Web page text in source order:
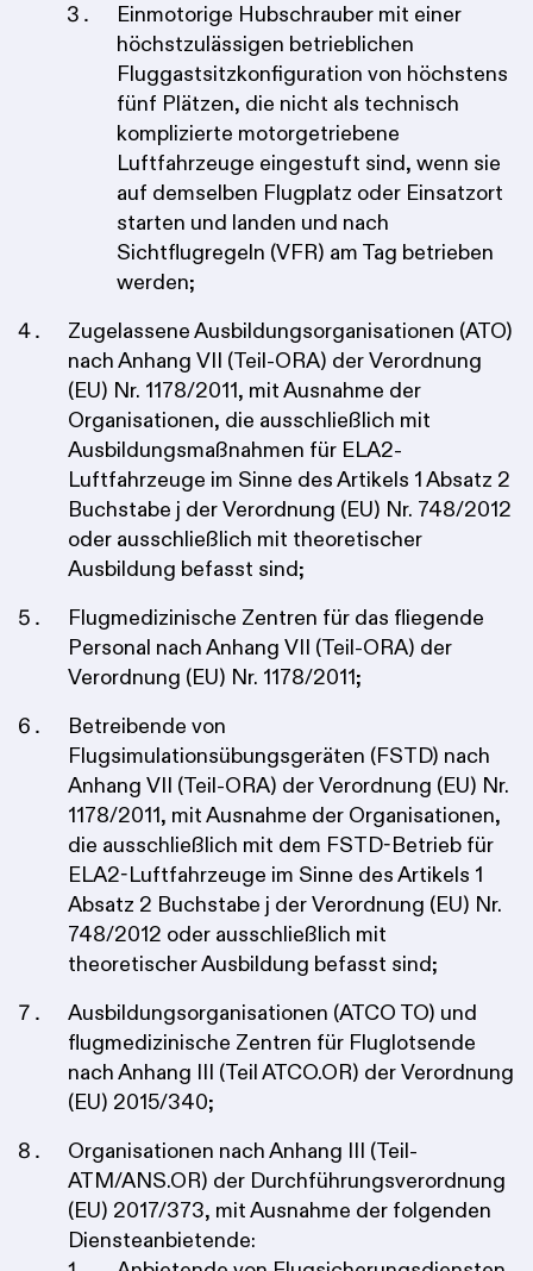
Einmotorige Hubschrauber mit einer
höchstzulässigen betrieblichen
Fluggastsitzkonfiguration von höchstens
fünf Plätzen, die nicht als technisch
komplizierte motorgetriebene
Luftfahrzeuge eingestuft sind, wenn sie
auf demselben Flugplatz oder Einsatzort
starten und landen und nach
Sichtflugregeln (VFR) am Tag betrieben
werden;
Zugelassene Ausbildungsorganisationen (ATO)
nach Anhang VII (Teil-ORA) der Verordnung
(EU) Nr. 1178/2011, mit Ausnahme der
Organisationen, die ausschließlich mit
Ausbildungsmaßnahmen für ELA2-
Luftfahrzeuge im Sinne des Artikels 1 Absatz 2
Buchstabe j der Verordnung (EU) Nr. 748/2012
oder ausschließlich mit theoretischer
Ausbildung befasst sind;
Flugmedizinische Zentren für das fliegende
Personal nach Anhang VII (Teil-ORA) der
Verordnung (EU) Nr. 1178/2011;
Betreibende von
Flugsimulationsübungsgeräten (FSTD) nach
Anhang VII (Teil-ORA) der Verordnung (EU) Nr.
1178/2011, mit Ausnahme der Organisationen,
die ausschließlich mit dem FSTD-Betrieb für
ELA2-Luftfahrzeuge im Sinne des Artikels 1
Absatz 2 Buchstabe j der Verordnung (EU) Nr.
748/2012 oder ausschließlich mit
theoretischer Ausbildung befasst sind;
Ausbildungsorganisationen (ATCO TO) und
flugmedizinische Zentren für Fluglotsende
nach Anhang III (Teil ATCO.OR) der Verordnung
(EU) 2015/340;
Organisationen nach Anhang III (Teil-
ATM/ANS.OR) der Durchführungsverordnung
(EU) 2017/373, mit Ausnahme der folgenden
Diensteanbietende: